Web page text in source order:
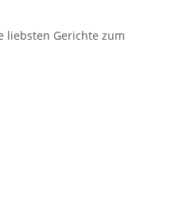
liebsten Gerichte zum